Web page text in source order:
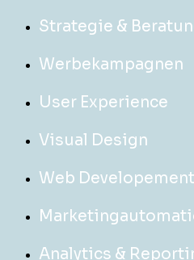
Strategie &
Werbekampagnen
User Experience
Visual Design
Web Developement
Analytics &